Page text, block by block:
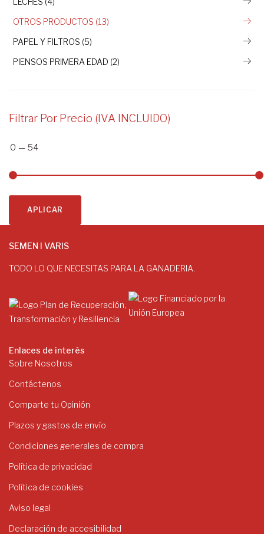
OTROS PRODUCTOS (13)
PAPEL Y FILTROS (5)
PIENSOS PRIMERA EDAD (2)
Filtrar Por Precio (IVA INCLUIDO)
0 — 54
APLICAR
SEMEN I VARIS
TODO LO QUE NECESITAS PARA LA GANADERIA.
Enlaces de interés
Sobre Nosotros
Contáctenos
Comparte tu Opinión
Plazos y gastos de envío
Condiciones generales de compra
Política de privacidad
Política de cookies
Aviso legal
Declaración de accesibilidad